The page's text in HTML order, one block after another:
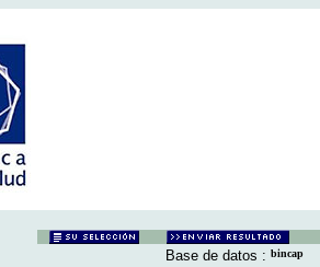
Base de datos : bincap